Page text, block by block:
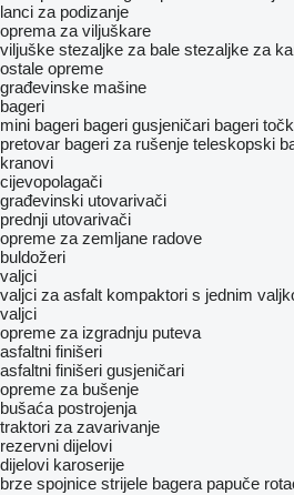
lanci za podizanje
oprema za viljuškare
viljuške stezaljke za bale stezaljke za
ostale opreme
građevinske mašine
bageri
mini bageri bageri gusjeničari bageri
pretovar bageri za rušenje teleskopski
kranovi
cijevopolagači
građevinski utovarivači
prednji utovarivači
opreme za zemljane radove
buldožeri
valjci
valjci za asfalt kompaktori s jednim
valjci
opreme za izgradnju puteva
asfaltni finišeri
asfaltni finišeri gusjeničari
opreme za bušenje
bušaća postrojenja
traktori za zavarivanje
rezervni dijelovi
dijelovi karoserije
brze spojnice strijele bagera papuče